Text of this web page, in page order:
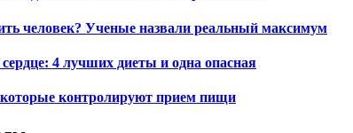
человек? Ученые назвали реальный максимум
4 лучших диеты и одна опасная
контролируют прием пищи